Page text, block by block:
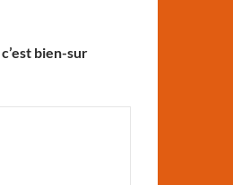
c’est bien-sur